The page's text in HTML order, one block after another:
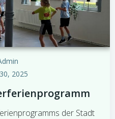
2025
der Stadt